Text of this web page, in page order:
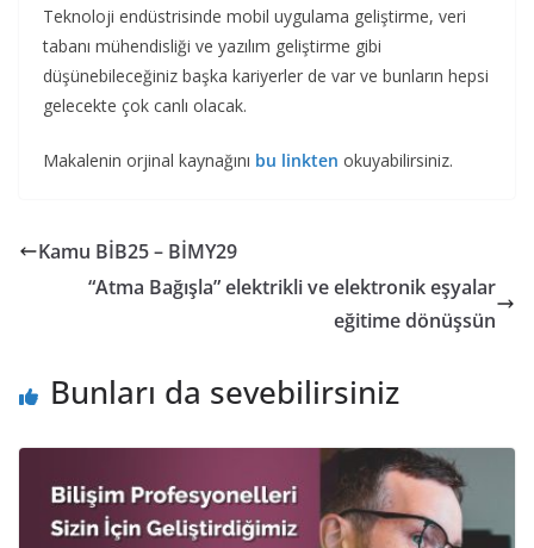
Teknoloji endüstrisinde mobil uygulama geliştirme, veri
tabanı mühendisliği ve yazılım geliştirme gibi
düşünebileceğiniz başka kariyerler de var ve bunların hepsi
gelecekte çok canlı olacak.
Makalenin orjinal kaynağını bu linkten okuyabilirsiniz.
Kamu BİB25 – BİMY29
“Atma Bağışla” elektrikli ve elektronik eşyalar
eğitime dönüşsün
Bunları da sevebilirsiniz